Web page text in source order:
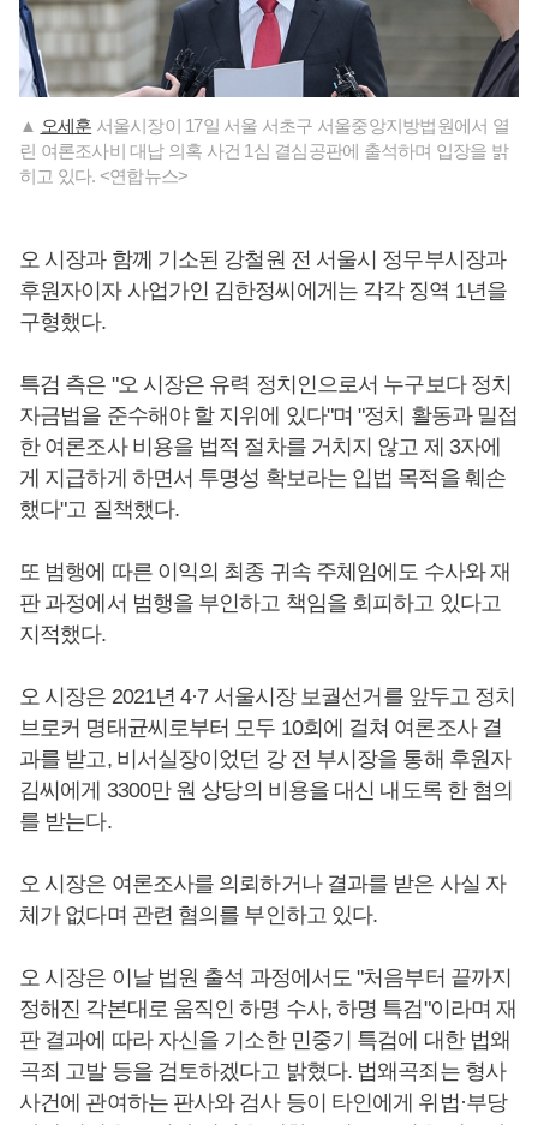
▲ 오세훈 서울시장이 17일 서울 서초구 서울중앙지방법원에서 열
린 여론조사비 대납 의혹 사건 1심 결심공판에 출석하며 입장을 밝
히고 있다. <연합뉴스>
오 시장과 함께 기소된 강철원 전 서울시 정무부시장과
후원자이자 사업가인 김한정씨에게는 각각 징역 1년을
구형했다.
특검 측은 "오 시장은 유력 정치인으로서 누구보다 정치
자금법을 준수해야 할 지위에 있다"며 "정치 활동과 밀접
한 여론조사 비용을 법적 절차를 거치지 않고 제 3자에
게 지급하게 하면서 투명성 확보라는 입법 목적을 훼손
했다"고 질책했다.
또 범행에 따른 이익의 최종 귀속 주체임에도 수사와 재
판 과정에서 범행을 부인하고 책임을 회피하고 있다고
지적했다.
오 시장은 2021년 4·7 서울시장 보궐선거를 앞두고 정치
브로커 명태균씨로부터 모두 10회에 걸쳐 여론조사 결
과를 받고, 비서실장이었던 강 전 부시장을 통해 후원자
김씨에게 3300만 원 상당의 비용을 대신 내도록 한 혐의
를 받는다.
오 시장은 여론조사를 의뢰하거나 결과를 받은 사실 자
체가 없다며 관련 혐의를 부인하고 있다.
오 시장은 이날 법원 출석 과정에서도 "처음부터 끝까지
정해진 각본대로 움직인 하명 수사, 하명 특검"이라며 재
판 결과에 따라 자신을 기소한 민중기 특검에 대한 법왜
곡죄 고발 등을 검토하겠다고 밝혔다. 법왜곡죄는 형사
사건에 관여하는 판사와 검사 등이 타인에게 위법·부당